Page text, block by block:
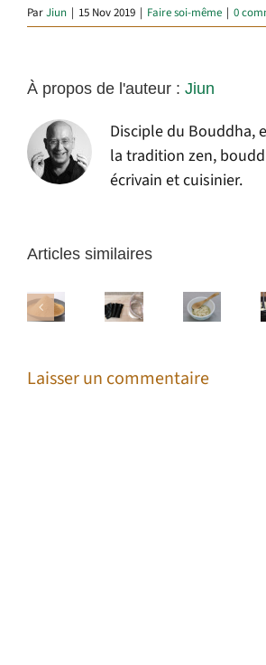
ParJiun | 15 Nov 2019 | Faire soi-même | 0
À propos de l'auteur : Jiun
Disciple du Bouddha,
la tradition zen,
écrivain et cuisinier.
Articles similaires
kinako
ou
koji
Laisser un commentaire